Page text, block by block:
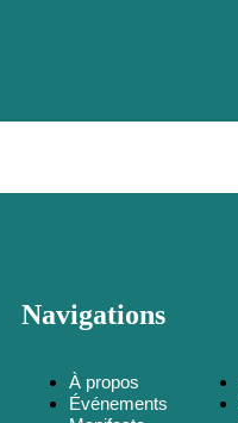
Navigations
À propos
Événements